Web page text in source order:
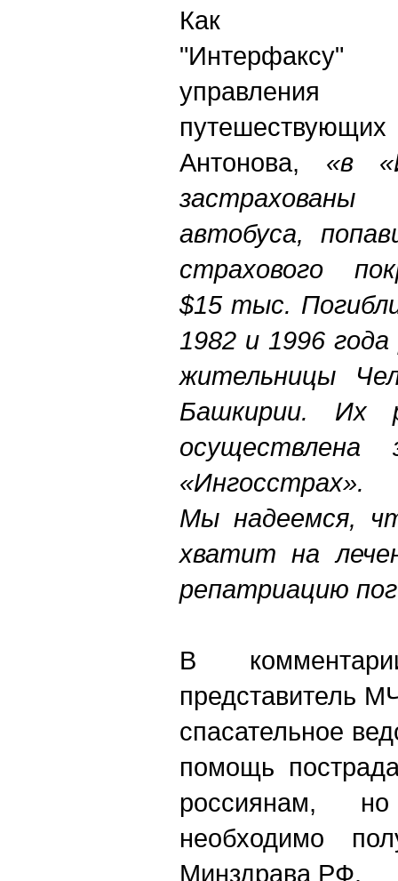
Как
Антонова, «в
автобуса,
страхового
$15 тыс.
1982 и 1996
жительницы
Башкирии. Их
«Ингосстрах».
Мы надеемся,
хватит на
репатриацию
В
представитель
спасательное
помощь
россиянам,
необходимо
Минздрава РФ.